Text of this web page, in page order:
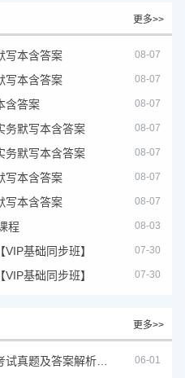
更多>>
写本含答案 08-07
写本含答案 08-07
含答案 08-07
务默写本含答案 08-07
务默写本含答案 08-07
写本含答案 08-07
写本含答案 08-07
程 08-03
基础同步班】 07-30
基础同步班】 07-30
更多>>
06-01